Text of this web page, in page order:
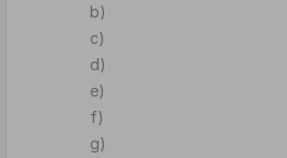
b)
c)
d)
e)
f)
g)